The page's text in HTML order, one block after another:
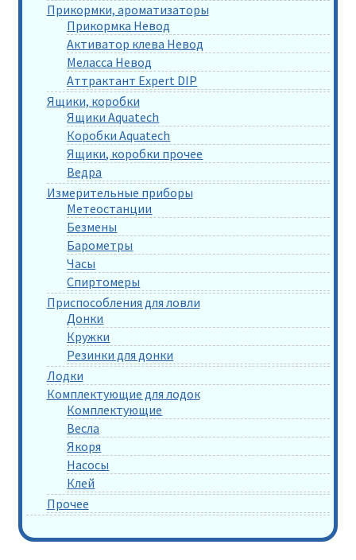
Прикормки, ароматизаторы
Прикормка Невод
Активатор клева Невод
Меласса Невод
Аттрактант Expert DIP
Ящики, коробки
Ящики Aquatech
Коробки Aquatech
Ящики, коробки прочее
Ведра
Измерительные приборы
Метеостанции
Безмены
Барометры
Часы
Спиртомеры
Приспособления для ловли
Донки
Кружки
Резинки для донки
Лодки
Комплектующие для лодок
Комплектующие
Весла
Якоря
Насосы
Клей
Прочее